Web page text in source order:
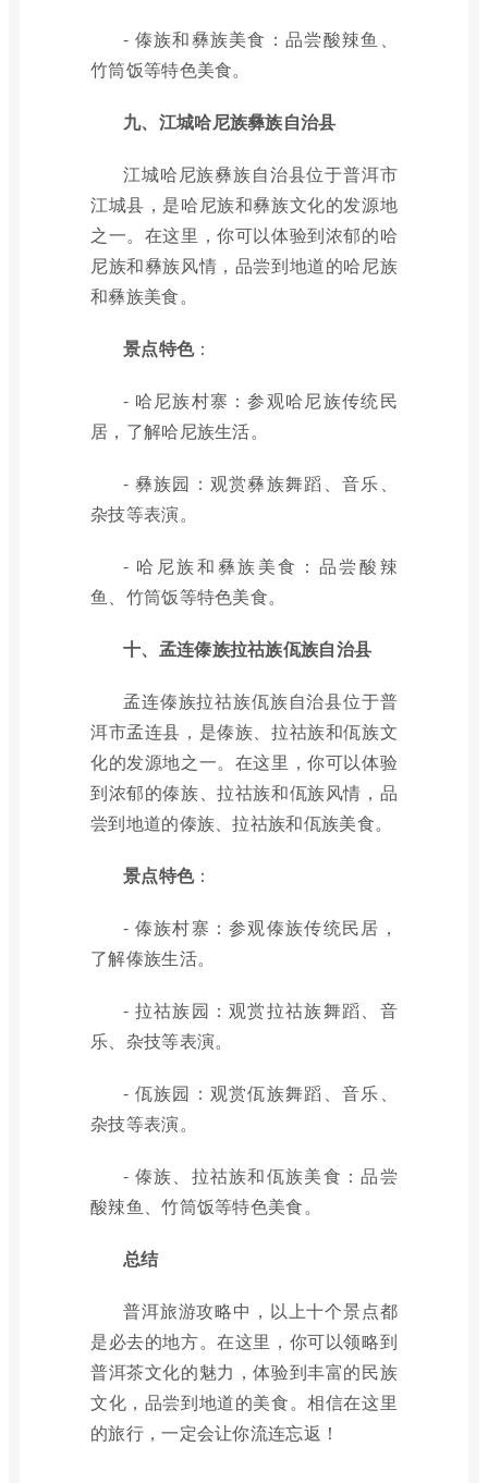
- 傣族和彝族美食：品尝酸辣鱼、
竹筒饭等特色美食。
九、江城哈尼族彝族自治县
江城哈尼族彝族自治县位于普洱市
江城县，是哈尼族和彝族文化的发源地
之一。在这里，你可以体验到浓郁的哈
尼族和彝族风情，品尝到地道的哈尼族
和彝族美食。
景点特色：
- 哈尼族村寨：参观哈尼族传统民
居，了解哈尼族生活。
- 彝族园：观赏彝族舞蹈、音乐、
杂技等表演。
- 哈尼族和彝族美食：品尝酸辣
鱼、竹筒饭等特色美食。
十、孟连傣族拉祜族佤族自治县
孟连傣族拉祜族佤族自治县位于普
洱市孟连县，是傣族、拉祜族和佤族文
化的发源地之一。在这里，你可以体验
到浓郁的傣族、拉祜族和佤族风情，品
尝到地道的傣族、拉祜族和佤族美食。
景点特色：
- 傣族村寨：参观傣族传统民居，
了解傣族生活。
- 拉祜族园：观赏拉祜族舞蹈、音
乐、杂技等表演。
- 佤族园：观赏佤族舞蹈、音乐、
杂技等表演。
- 傣族、拉祜族和佤族美食：品尝
酸辣鱼、竹筒饭等特色美食。
总结
普洱旅游攻略中，以上十个景点都
是必去的地方。在这里，你可以领略到
普洱茶文化的魅力，体验到丰富的民族
文化，品尝到地道的美食。相信在这里
的旅行，一定会让你流连忘返！